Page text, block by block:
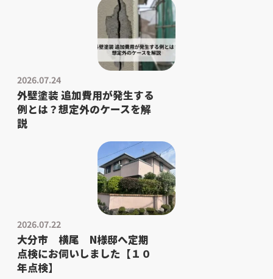
2026.07.24
外壁塗装 追加費用が発生する
例とは？想定外のケースを解
説
2026.07.22
大分市 横尾 N様邸へ定期
点検にお伺いしました【１０
年点検】